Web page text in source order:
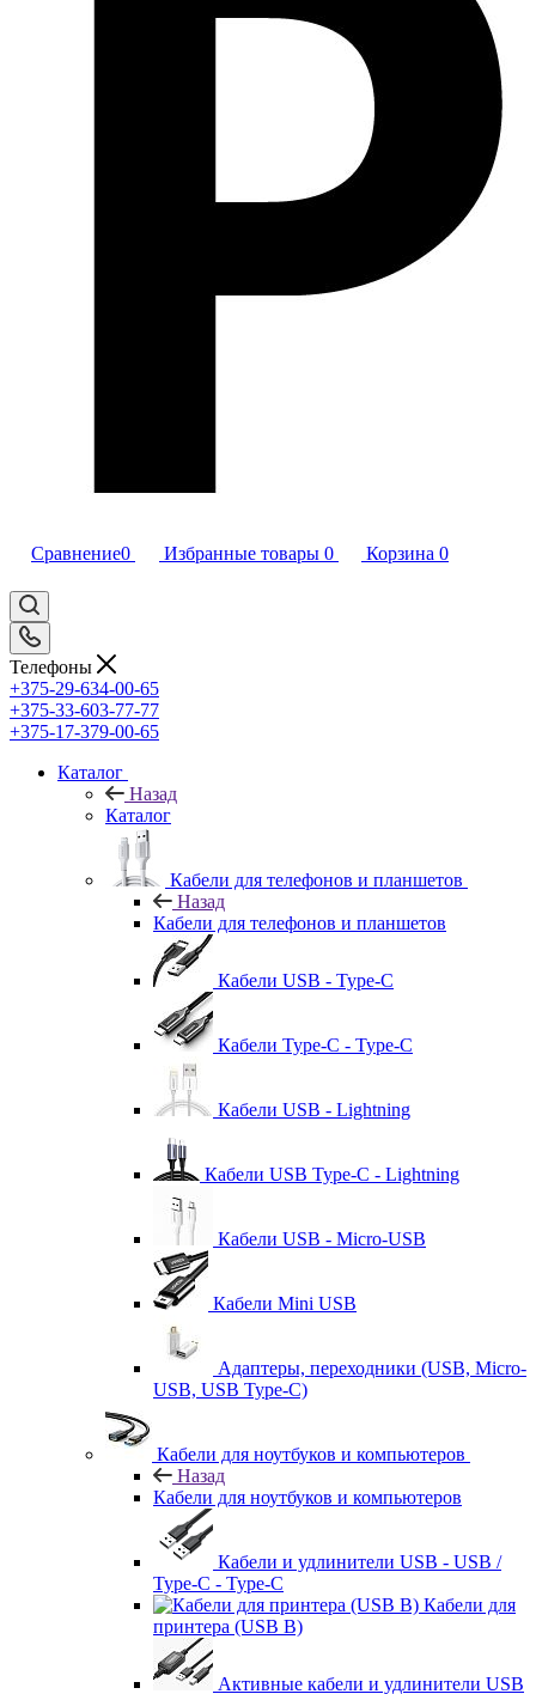
Сравнение0 Избранные товары 0 Корзина 0
Телефоны
+375-29-634-00-65
+375-33-603-77-77
+375-17-379-00-65
Каталог
Назад
Каталог
Кабели для телефонов и планшетов
Назад
Кабели для телефонов и планшетов
Кабели USB - Type-C
Кабели Type-C - Type-C
Кабели USB - Lightning
Кабели USB Type-C - Lightning
Кабели USB - Micro-USB
Кабели Mini USB
Адаптеры, переходники (USB, Micro-
USB, USB Type-C)
Кабели для ноутбуков и компьютеров
Назад
Кабели для ноутбуков и компьютеров
Кабели и удлинители USB - USB /
Type-C - Type-C
Кабели для
принтера (USB B)
Активные кабели и удлинители USB